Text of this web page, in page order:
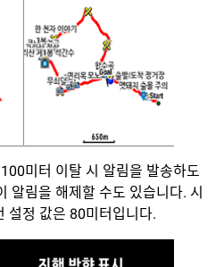
미터 이탈 시 알림을 발송하도
알림을 해제할 수도 있습니다. 시
설정 값은 80미터입니다.